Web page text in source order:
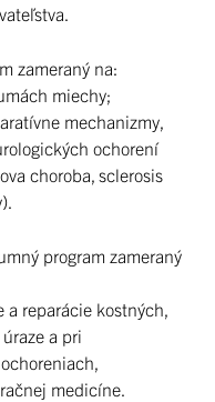
zameraný na:
miechy;
mechanizmy,
ochorení
choroba, sclerosis
program zameraný
a reparácie kostných,
a pri
medicíne.